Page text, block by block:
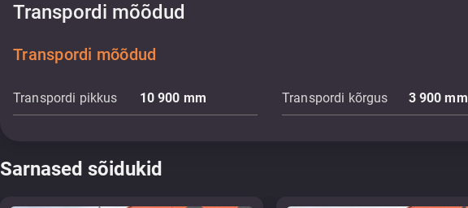
Transpordi mõõdud
Transpordi mõõdud
Transpordi pikkus 10 900 mm Transpordi kõrgus 3 900mm
Sarnased sõidukid